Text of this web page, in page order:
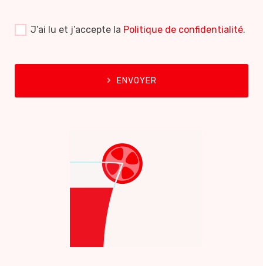
J’ai lu et j’accepte la Politique de confidentialité.
ENVOYER